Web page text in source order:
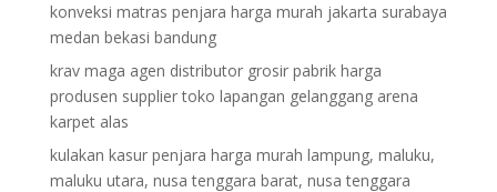
konveksi matras penjara harga murah jakarta surabaya
medan bekasi bandung
krav maga agen distributor grosir pabrik harga
produsen supplier toko lapangan gelanggang arena
karpet alas
kulakan kasur penjara harga murah lampung, maluku,
maluku utara, nusa tenggara barat, nusa tenggara